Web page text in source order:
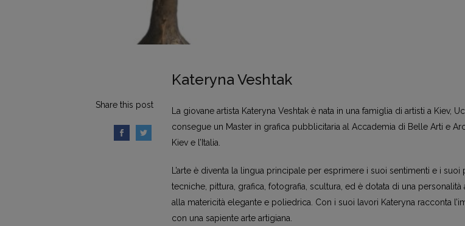
Kateryna Veshtak
Share this post
La giovane artista Kateryna Veshtak è nata in una famiglia di artisti a Kiev,
consegue un Master in grafica pubblicitaria al Accademia di Belle Arti e
Kiev e l’Italia.
L’arte è diventa la lingua principale per esprimere i suoi sentimenti e i
tecniche, pittura, grafica, fotografia, scultura, ed è dotata di una personalità
alla matericità elegante e poliedrica. Con i suoi lavori Kateryna racconta
con una sapiente arte artigiana.